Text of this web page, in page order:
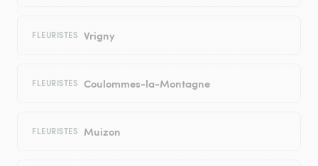
FLEURISTES Vrigny
FLEURISTES Coulommes-la-Montagne
FLEURISTES Muizon